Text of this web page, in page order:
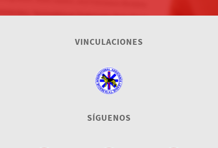
VINCULACIONES
SÍGUENOS